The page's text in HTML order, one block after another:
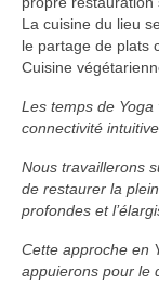
CONTACTS
Politique
LIVRE D’OR
La cuisine du lieu
le partage de plats
Cuisine
Les temps de Yoga
connectivité intuitive.
Nous travaillerons
de restaurer la
profondes et
Cette approche en
appuierons pour le